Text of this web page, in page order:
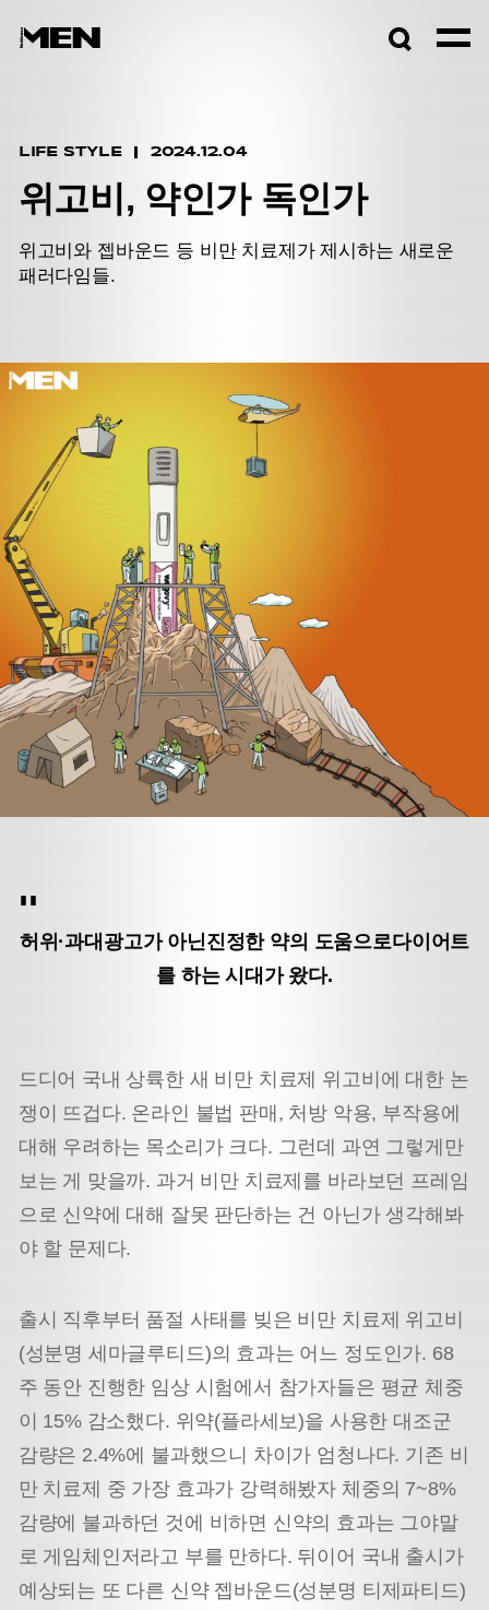
LIFE STYLE 2024.12.04
위고비, 약인가 독인가
위고비와 젭바운드 등 비만 치료제가 제시하는 새로운
패러다임들.
허위·과대광고가 아닌진정한 약의 도움으로다이어트
를 하는 시대가 왔다.
드디어 국내 상륙한 새 비만 치료제 위고비에 대한 논
쟁이 뜨겁다. 온라인 불법 판매, 처방 악용, 부작용에
대해 우려하는 목소리가 크다. 그런데 과연 그렇게만
보는 게 맞을까. 과거 비만 치료제를 바라보던 프레임
으로 신약에 대해 잘못 판단하는 건 아닌가 생각해봐
야 할 문제다.
출시 직후부터 품절 사태를 빚은 비만 치료제 위고비
(성분명 세마글루티드)의 효과는 어느 정도인가. 68
주 동안 진행한 임상 시험에서 참가자들은 평균 체중
이 15% 감소했다. 위약(플라세보)을 사용한 대조군
감량은 2.4%에 불과했으니 차이가 엄청나다. 기존 비
만 치료제 중 가장 효과가 강력해봤자 체중의 7~8%
감량에 불과하던 것에 비하면 신약의 효과는 그야말
로 게임체인저라고 부를 만하다. 뒤이어 국내 출시가
예상되는 또 다른 신약 젭바운드(성분명 티제파티드)